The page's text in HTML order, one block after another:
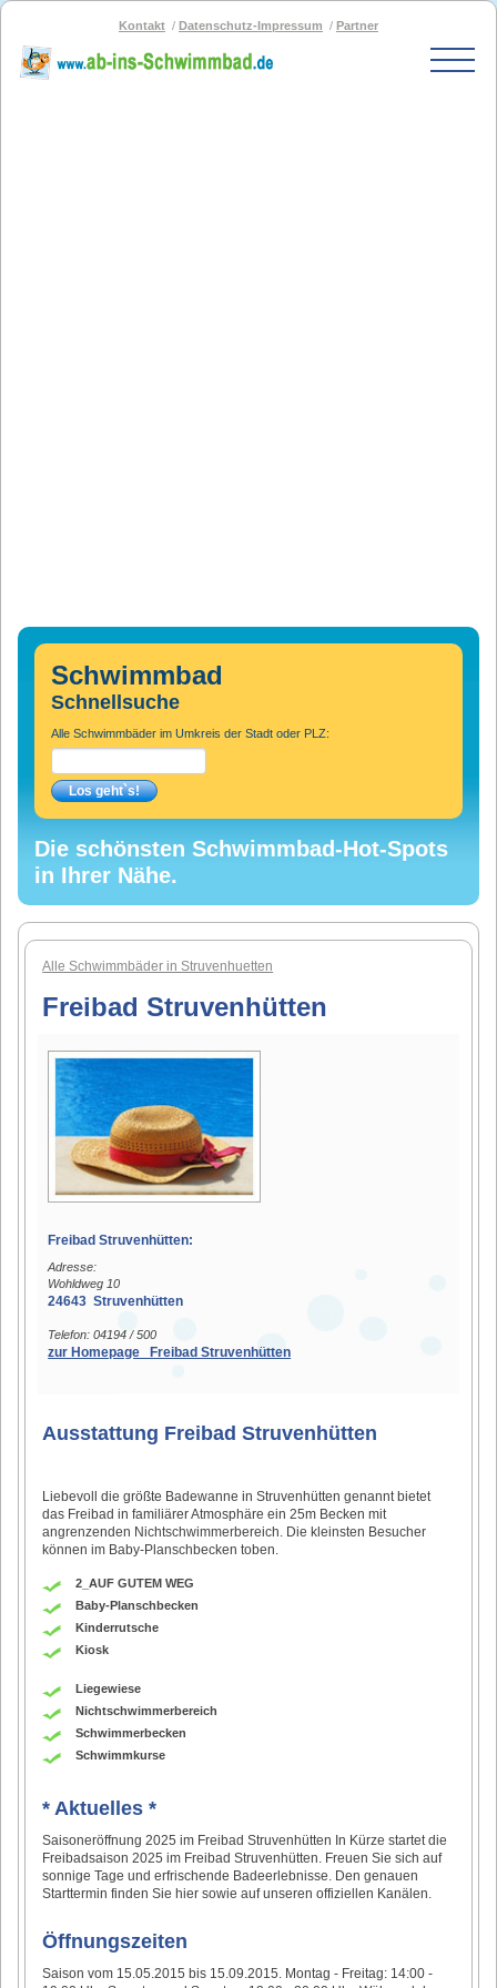
Kontakt Datenschutz-Impressum Partner
Schwimmbad
Schnellsuche
Alle Schwimmbäder im Umkreis der Stadt oder PLZ:
Die schönsten Schwimmbad-Hot-Spots
in Ihrer Nähe.
Alle Schwimmbäder in Struvenhuetten
Freibad Struvenhütten
Freibad Struvenhütten:
Adresse:
Wohldweg 10
24643 Struvenhütten
Telefon: 04194 / 500
zur Homepage Freibad Struvenhütten
Ausstattung Freibad Struvenhütten
Liebevoll die größte Badewanne in Struvenhütten genannt bietet
das Freibad in familiärer Atmosphäre ein 25m Becken mit
angrenzenden Nichtschwimmerbereich. Die kleinsten Besucher
können im Baby-Planschbecken toben.
2_AUF GUTEM WEG
Baby-Planschbecken
Kinderrutsche
Kiosk
Liegewiese
Nichtschwimmerbereich
Schwimmerbecken
Schwimmkurse
* Aktuelles *
Saisoneröffnung 2025 im Freibad Struvenhütten In Kürze startet die
Freibadsaison 2025 im Freibad Struvenhütten. Freuen Sie sich auf
sonnige Tage und erfrischende Badeerlebnisse. Den genauen
Starttermin finden Sie hier sowie auf unseren offiziellen Kanälen.
Öffnungszeiten
Saison vom 15.05.2015 bis 15.09.2015. Montag - Freitag: 14:00 -